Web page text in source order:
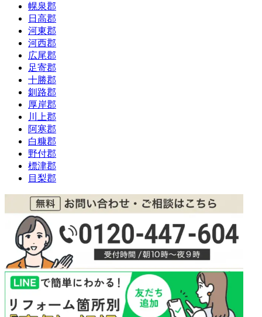
幌泉郡
日高郡
河東郡
河西郡
広尾郡
足寄郡
十勝郡
釧路郡
厚岸郡
川上郡
阿寒郡
白糠郡
野付郡
標津郡
目梨郡